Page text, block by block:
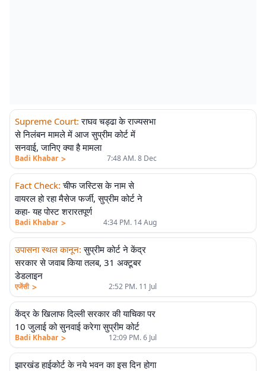
Supreme Court: राघव चड्ढा के राज्यसभा
से निलंबन मामले में आज सुप्रीम कोर्ट में
सनवाई, जानिए क्या है मामला
Badi Khabar > 7:48 AM. 8 Dec
Fact Check: चीफ जस्टिस के नाम से
वायरल हो रहा मैसेज फर्जी, सुप्रीम कोर्ट ने
कहा- यह पोस्ट शरारतपूर्ण
Badi Khabar > 4:34 PM. 14 Aug
उपासना स्थल कानून: सुप्रीम कोर्ट ने केंद्र
सरकार से जवाब किया तलब, 31 अक्टूबर
डेडलाइन
एजेंसी > 2:52 PM. 11 Jul
केंद्र के खिलाफ दिल्ली सरकार की याचिका पर
10 जुलाई को सुनवाई करेगा सुप्रीम कोर्ट
Badi Khabar > 12:09 PM. 6 Jul
झारखंड हाईकोर्ट के नये भवन का इस दिन होगा